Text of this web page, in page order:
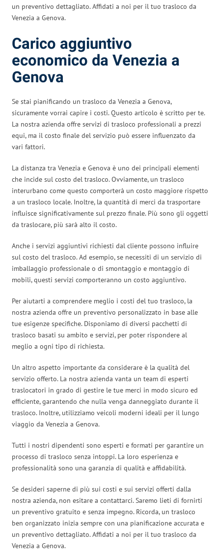
un preventivo dettagliato. Affidati a noi per il tuo trasloco da
Venezia a Genova.
Carico aggiuntivo
economico da Venezia a
Genova
Se stai pianificando un trasloco da Venezia a Genova,
sicuramente vorrai capire i costi. Questo articolo è scritto per te.
La nostra azienda offre servizi di trasloco professionali a prezzi
equi, ma il costo finale del servizio può essere influenzato da
vari fattori.
La distanza tra Venezia e Genova è uno dei principali elementi
che incide sul costo del trasloco. Ovviamente, un trasloco
interurbano come questo comporterà un costo maggiore rispetto
a un trasloco locale. Inoltre, la quantità di merci da trasportare
influisce significativamente sul prezzo finale. Più sono gli oggetti
da traslocare, più sarà alto il costo.
Anche i servizi aggiuntivi richiesti dal cliente possono influire
sul costo del trasloco. Ad esempio, se necessiti di un servizio di
imballaggio professionale o di smontaggio e montaggio di
mobili, questi servizi comporteranno un costo aggiuntivo.
Per aiutarti a comprendere meglio i costi del tuo trasloco, la
nostra azienda offre un preventivo personalizzato in base alle
tue esigenze specifiche. Disponiamo di diversi pacchetti di
trasloco basati su ambito e servizi, per poter rispondere al
meglio a ogni tipo di richiesta.
Un altro aspetto importante da considerare è la qualità del
servizio offerto. La nostra azienda vanta un team di esperti
traslocatori in grado di gestire le tue merci in modo sicuro ed
efficiente, garantendo che nulla venga danneggiato durante il
trasloco. Inoltre, utilizziamo veicoli moderni ideali per il lungo
viaggio da Venezia a Genova.
Tutti i nostri dipendenti sono esperti e formati per garantire un
processo di trasloco senza intoppi. La loro esperienza e
professionalità sono una garanzia di qualità e affidabilità.
Se desideri saperne di più sui costi e sui servizi offerti dalla
nostra azienda, non esitare a contattarci. Saremo lieti di fornirti
un preventivo gratuito e senza impegno. Ricorda, un trasloco
ben organizzato inizia sempre con una pianificazione accurata e
un preventivo dettagliato. Affidati a noi per il tuo trasloco da
Venezia a Genova.